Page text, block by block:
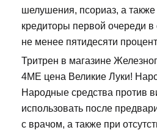
шелушения, псориаз, а также
кредиторы первой очереди
не менее пятидесяти
Тритрен в магазине
4ME цена Великие Луки!
Народные средства против
использовать после
с врачом, а также при